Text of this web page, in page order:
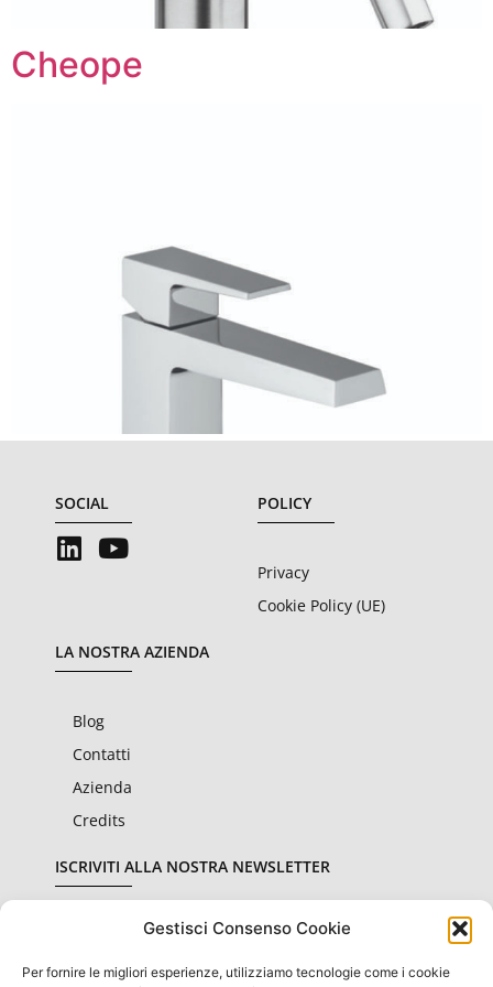
Gestisci Consenso Cookie
Per fornire le migliori esperienze, utilizziamo tecnologie come i cookie
Cheope
SOCIAL POLICY
Privacy
Cookie Policy (UE)
LA NOSTRA AZIENDA
Blog
Contatti
Azienda
Credits
ISCRIVITI ALLA NOSTRA NEWSLETTER